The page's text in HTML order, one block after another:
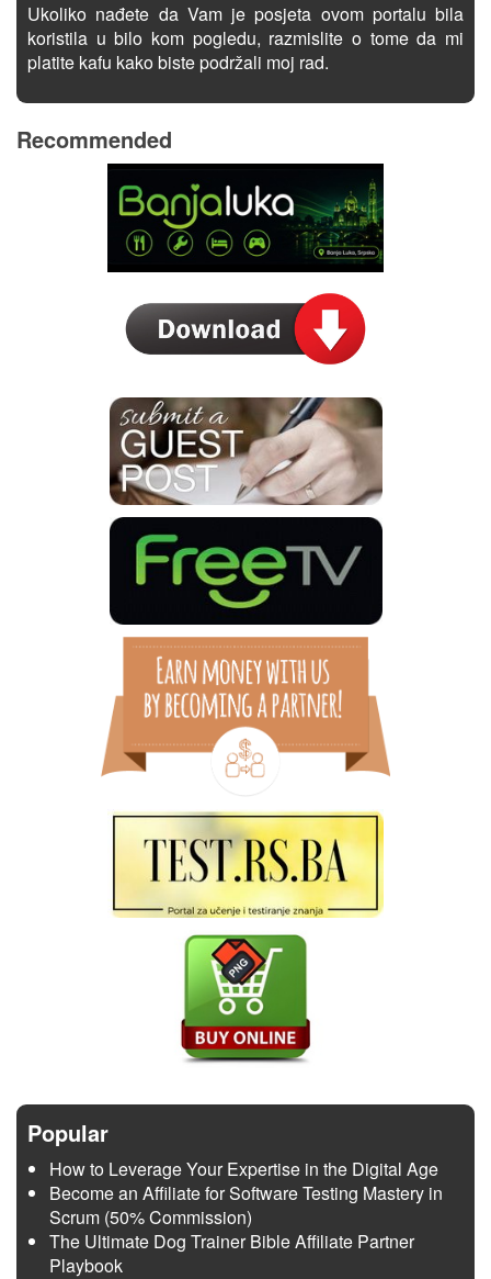
Ukoliko nađete da Vam je posjeta ovom portalu bila
koristila u bilo kom pogledu, razmislite o tome da mi
platite kafu kako biste podržali moj rad.
Recommended
Popular
How to Leverage Your Expertise in the Digital Age
Become an Affiliate for Software Testing Mastery in
Scrum (50% Commission)
The Ultimate Dog Trainer Bible Affiliate Partner
Playbook